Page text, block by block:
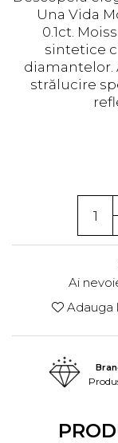
Una Vida
0.1ct.
sintetice
diamantelor.
strălucire
Ai
Adauga